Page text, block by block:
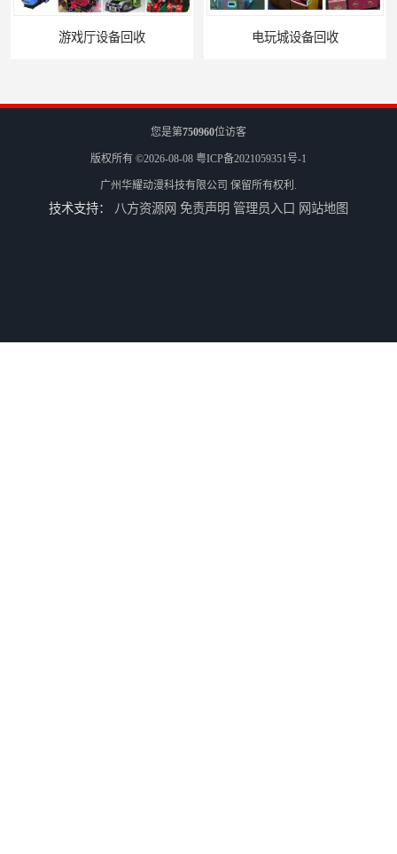
电玩城设备回收
您是第750960位访客
版权所有 ©2026-08-08 粤ICP备2021059351号-1
广州华耀动漫科技有限公司 保留所有权利.
技术支持： 八方资源网 免责声明 管理员入口 网站地图